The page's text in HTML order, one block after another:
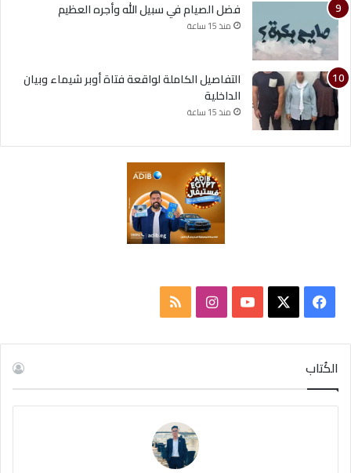
فضل الصيام في سبيل الله وأجره العظيم
منذ 15 ساعة
التفاصيل الكاملة لواقعة فتاة أوبر شيماء وبيان
الداخلية
منذ 15 ساعة
س
ب
u
ت
ص
ا
ل
الكُتاب